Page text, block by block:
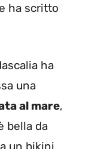
ha scritto
ha
una
al mare,
bella da